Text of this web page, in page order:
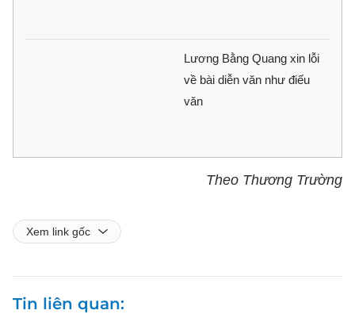
Lương Bằng Quang xin lỗi
về bài diễn văn như điếu
văn
Theo Thương Trường
Xem link gốc
Tin liên quan